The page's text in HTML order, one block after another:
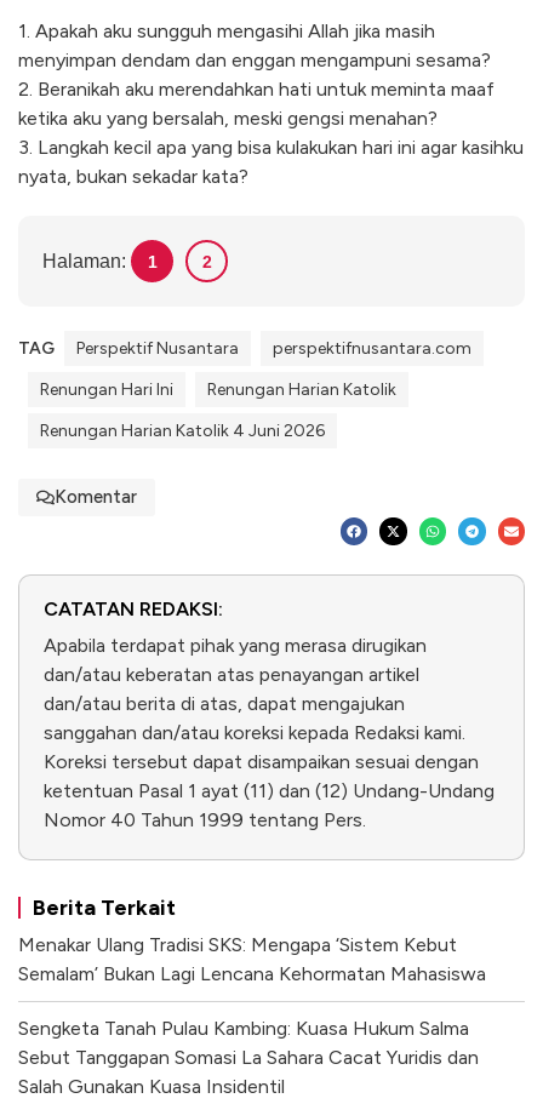
1. Apakah aku sungguh mengasihi Allah jika masih
menyimpan dendam dan enggan mengampuni sesama?
2. Beranikah aku merendahkan hati untuk meminta maaf
ketika aku yang bersalah, meski gengsi menahan?
3. Langkah kecil apa yang bisa kulakukan hari ini agar kasihku
nyata, bukan sekadar kata?
Halaman: 1 2
TAG Perspektif Nusantara
perspektifnusantara.com
Renungan Hari Ini
Renungan Harian Katolik
Renungan Harian Katolik 4 Juni 2026
Komentar
CATATAN REDAKSI:
Apabila terdapat pihak yang merasa dirugikan
dan/atau keberatan atas penayangan artikel
dan/atau berita di atas, dapat mengajukan
sanggahan dan/atau koreksi kepada Redaksi kami.
Koreksi tersebut dapat disampaikan sesuai dengan
ketentuan Pasal 1 ayat (11) dan (12) Undang-Undang
Nomor 40 Tahun 1999 tentang Pers.
Berita Terkait
Menakar Ulang Tradisi SKS: Mengapa ‘Sistem Kebut
Semalam’ Bukan Lagi Lencana Kehormatan Mahasiswa
Sengketa Tanah Pulau Kambing: Kuasa Hukum Salma
Sebut Tanggapan Somasi La Sahara Cacat Yuridis dan
Salah Gunakan Kuasa Insidentil